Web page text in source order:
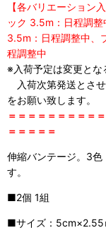
【各バリエーション
ック 3.5m：日程調
3.5m：日程調整中、
程調整中
※入荷予定は変更とな
入荷次第発送とさ
をお願い致します。
＝＝＝＝＝＝＝＝＝
＝＝＝＝＝
伸縮バンテージ。3色
す。
■2個 1組
■サイズ：